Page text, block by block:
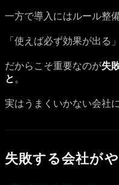
一方で導入にはルール整
「使えば必ず効果が出る
だからこそ重要なのが失
と 。
実はうまくいかない会社
失敗する会社が